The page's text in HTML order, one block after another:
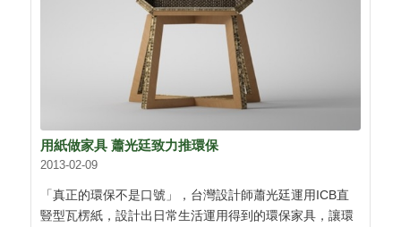
用紙做家具 蕭光廷致力推環保
2013-02-09
「真正的環保不是口號」，台灣設計師蕭光廷運用ICB直
豎型瓦楞紙，設計出日常生活運用得到的環保家具，讓環